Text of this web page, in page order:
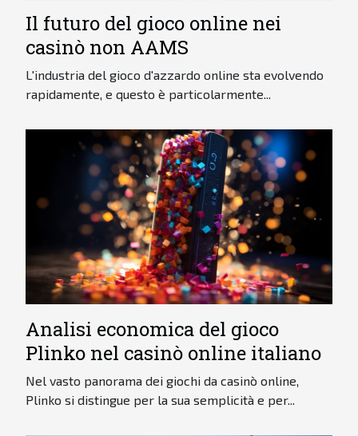
Il futuro del gioco online nei
casinò non AAMS
L'industria del gioco d'azzardo online sta evolvendo
rapidamente, e questo è particolarmente...
Analisi economica del gioco
Plinko nel casinò online italiano
Nel vasto panorama dei giochi da casinò online,
Plinko si distingue per la sua semplicità e per...